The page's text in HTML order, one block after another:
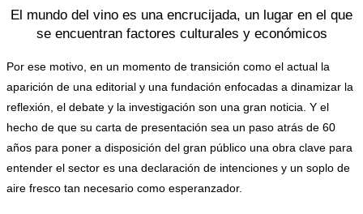
El mundo del vino es una encrucijada, un lugar en el que
se encuentran factores culturales y económicos
Por ese motivo, en un momento de transición como el actual la
aparición de una editorial y una fundación enfocadas a dinamizar la
reflexión, el debate y la investigación son una gran noticia. Y el
hecho de que su carta de presentación sea un paso atrás de 60
años para poner a disposición del gran público una obra clave para
entender el sector es una declaración de intenciones y un soplo de
aire fresco tan necesario como esperanzador.